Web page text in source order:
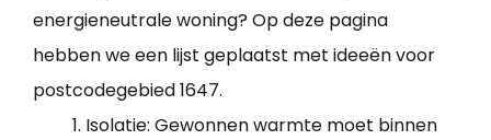
energieneutrale woning? Op deze pagina
hebben we een lijst geplaatst met ideeën voor
postcodegebied 1647.
Isolatie: Gewonnen warmte moet binnen